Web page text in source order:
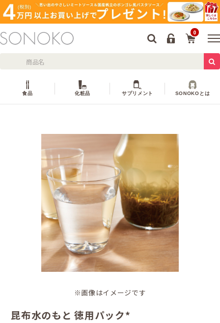
0
食品 化粧品 サプリメント SONOKOとは
※画像はイメージです
昆布水のもと 徳用パック*